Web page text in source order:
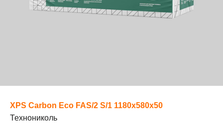
XPS Carbon Eco FAS/2 S/1 1180х580х50
Технониколь